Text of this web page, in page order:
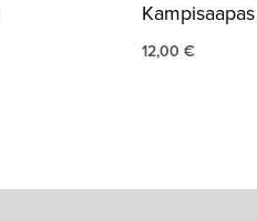
12,00 €